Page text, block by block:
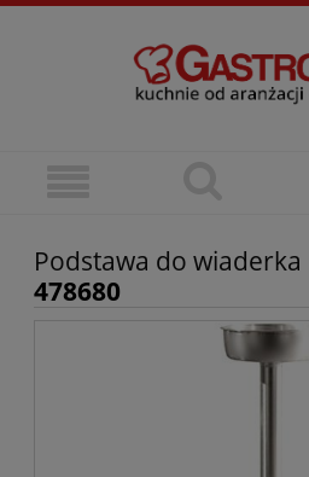
Podstawa do
478680